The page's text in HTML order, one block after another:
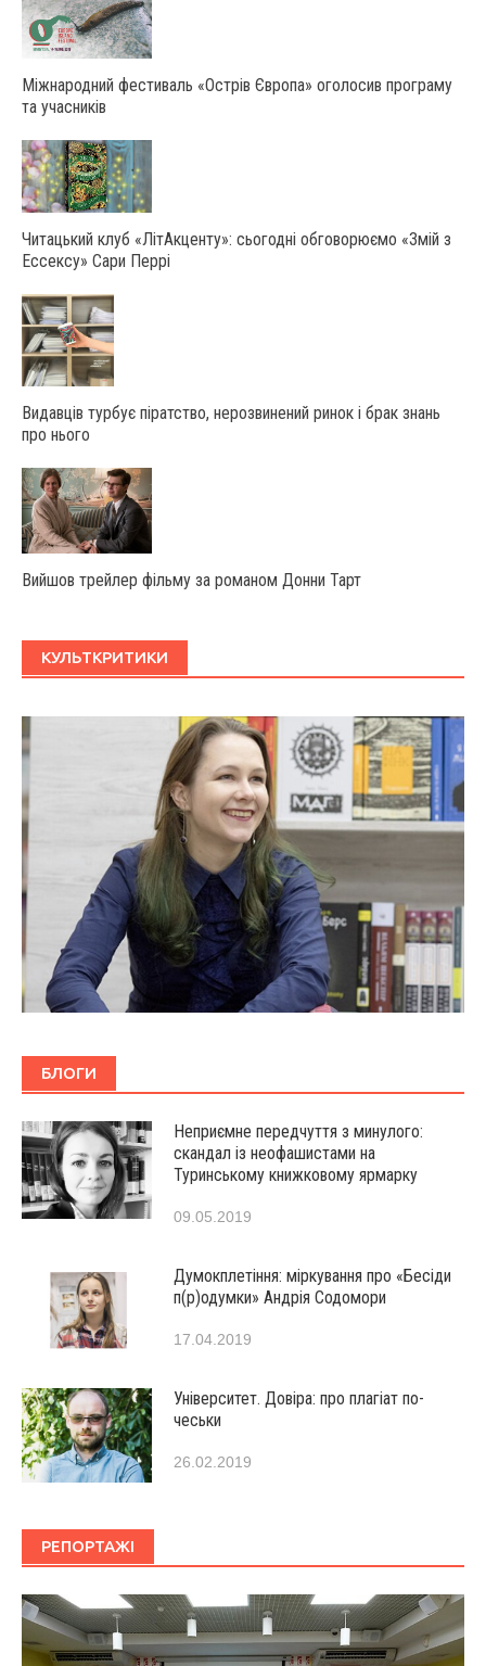
Міжнародний фестиваль «Острів Європа» оголосив програму
та учасників
Читацький клуб «ЛітАкценту»: сьогодні обговорюємо «Змій з
Ессексу» Сари Перрі
Видавців турбує піратство, нерозвинений ринок і брак знань
про нього
Вийшов трейлер фільму за романом Донни Тарт
КУЛЬТКРИТИКИ
БЛОГИ
Неприємне передчуття з минулого:
скандал із неофашистами на
Туринському книжковому ярмарку
09.05.2019
Думокплетіння: міркування про «Бесіди
п(р)одумки» Андрія Содомори
17.04.2019
Університет. Довіра: про плагіат по-
чеськи
26.02.2019
РЕПОРТАЖІ